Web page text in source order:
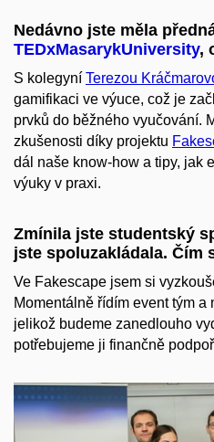
Nedávno jste měla
TEDxMasarykUniversity,
S kolegyní Terezou
gamifikaci ve výuce, což je
prvků do běžného vyučování.
zkušenosti díky projektu
dál naše know-how a tipy, jak
výuky v praxi.
Zmínila jste studentský
jste spoluzakládala. Čím
Ve Fakescape jsem si
Momentálně řídím event tým a
jelikož budeme zanedlouho
potřebujeme ji finančně